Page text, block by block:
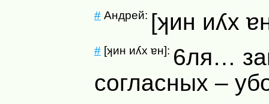
#Андрей: [ʞин иʎх
#[ʞин иʎх ɐн]: 6ля…
согласных –